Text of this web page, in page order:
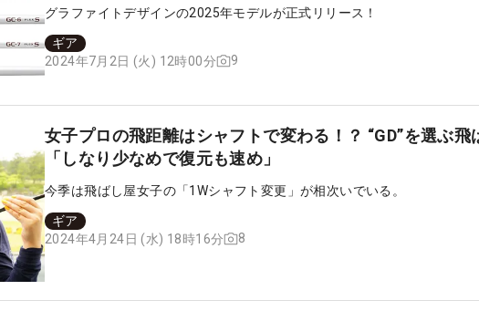
グラファイトデザインの2025年モデルが正式リリース！
ギア
2024年7月2日 (火) 12時00分
9
女子プロの飛距離はシャフトで変わる！？ “GD”を選ぶ飛
「しなり少なめで復元も速め」
今季は飛ばし屋女子の「1Wシャフト変更」が相次いでいる。
ギア
2024年4月24日 (水) 18時16分
8